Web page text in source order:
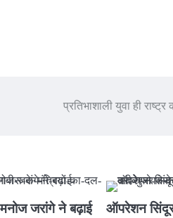
प्रतिभाशाली युवा ही
जरांगे ने बढ़ाई
ऑपरेशन सिंदूर